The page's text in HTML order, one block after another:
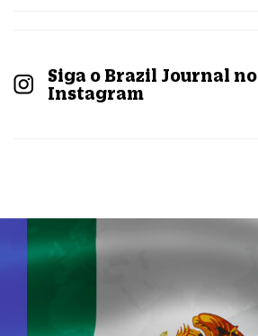
Siga o Brazil Journal no
Instagram